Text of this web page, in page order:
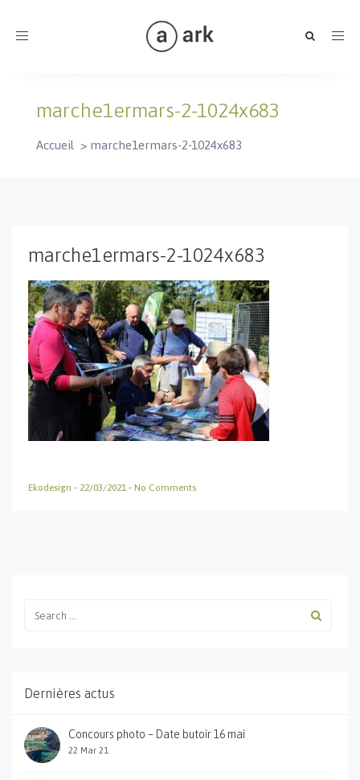
Toggle
marche1ermars-2-1024x683
Accueil > marche1ermars-2-1024x683
marche1ermars-2-1024x683
Ekodesign - 22/03/2021 - No Comments
Dernières actus
Concours photo – Date butoir 16 mai
22 Mar 21